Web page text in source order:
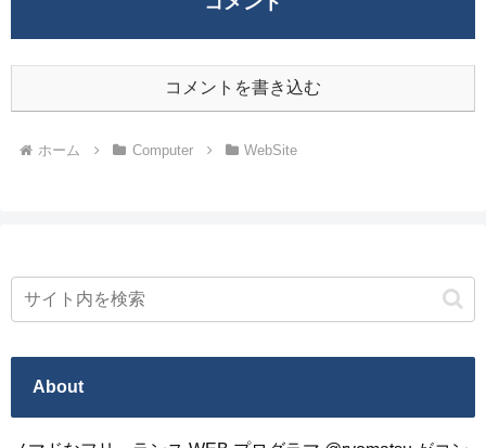
コメントを書き込む
ホーム Computer WebSite
About